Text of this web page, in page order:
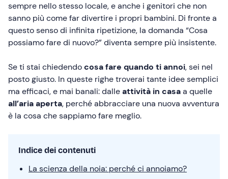
sempre nello stesso locale, e anche i genitori che non
sanno più come far divertire i propri bambini. Di fronte a
questo senso di infinita ripetizione, la domanda “Cosa
possiamo fare di nuovo?” diventa sempre più insistente.
Se ti stai chiedendocosa fare quando ti annoi, sei nel
posto giusto. In queste righe troverai tante idee semplici
ma efficaci, e mai banali: dalleattività in casaa quelle
all’aria aperta, perché abbracciare una nuova avventura
è la cosa che sappiamo fare meglio.
Indice dei contenuti
La scienza della noia: perché ci annoiamo?